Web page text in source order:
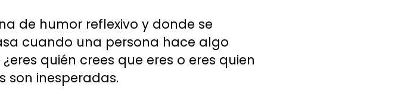
de humor reflexivo y donde se
cuando una persona hace algo
quién crees que eres o eres quien
son inesperadas.